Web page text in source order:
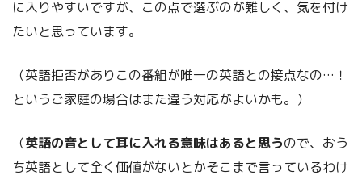
に入りやすいですが、この点で選ぶのが難しく、気を付け
たいと思っています。
（英語拒否がありこの番組が唯一の英語との接点なの…！
というご家庭の場合はまた違う対応がよいかも。）
（英語の音として耳に入れる意味はあると思うので、おう
ち英語として全く価値がないとかそこまで言っているわけ